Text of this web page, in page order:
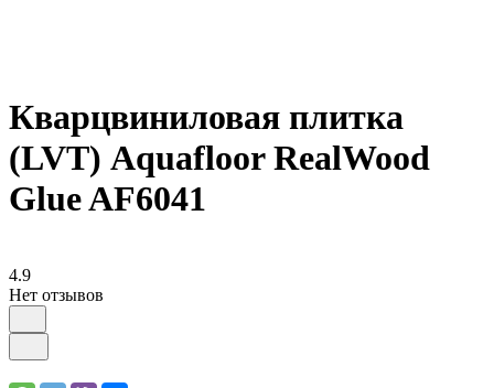
Кварцвиниловая плитка
(LVT) Aquafloor RealWood
Glue AF6041
4.9
Нет отзывов